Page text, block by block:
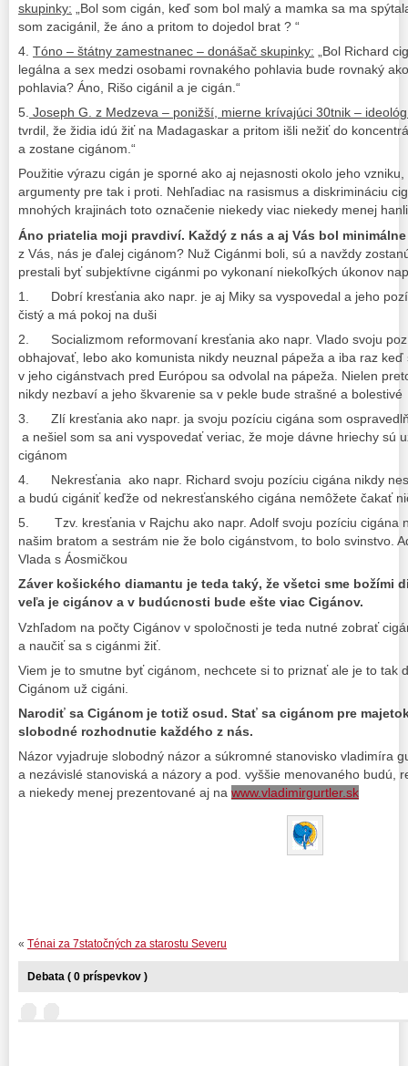
skupinky: „Bol som cigán, keď som bol malý a mamka sa ma
som zacigánil, že áno a pritom to dojedol brat ? “
4. Tóno – štátny zamestnanec – donášač skupinky: „Bol Richard
legálna a sex medzi osobami rovnakého pohlavia bude rovnaký
pohlavia? Áno, Rišo cigánil a je cigán.“
5. Joseph G. z Medzeva – ponižší, mierne krívajúci 30tnik –
tvrdil, že židia idú žiť na Madagaskar a pritom išli nežiť do
a zostane cigánom.“
Použitie výrazu cigán je sporné ako aj nejasnosti okolo jeho
argumenty pre tak i proti. Nehľadiac na rasismus a diskrimináciu
mnohých krajinách toto označenie niekedy viac niekedy menej
Áno priatelia moji pravdiví. Každý z nás a aj Vás bol
z Vás, nás je ďalej cigánom? Nuž Cigánmi boli, sú a navždy
prestali byť subjektívne cigánmi po vykonaní niekoľkých úkonov
1. Dobrí kresťania ako napr. je aj Miky sa vyspovedal a jeho
čistý a má pokoj na duši
2. Socializmom reformovaní kresťania ako napr. Vlado svoju
obhajovať, lebo ako komunista nikdy neuznal pápeža a iba raz
v jeho cigánstvach pred Európou sa odvolal na pápeža. Nielen
nikdy nezbaví a jeho škvarenie sa v pekle bude strašné a bolestivé
3. Zlí kresťania ako napr. ja svoju pozíciu cigána som
a nešiel som sa ani vyspovedať veriac, že moje dávne hriechy sú
cigánom
4. Nekresťania ako napr. Richard svoju pozíciu cigána nikdy
a budú cigániť keďže od nekresťanského cigána nemôžete čakať
5. Tzv. kresťania v Rajchu ako napr. Adolf svoju pozíciu cigána
našim bratom a sestrám nie že bolo cigánstvom, to bolo svinstvo.
Vlada s Áosmičkou
Záver košického diamantu je teda taký, že všetci sme božími
veľa je cigánov a v budúcnosti bude ešte viac Cigánov.
Vzhľadom na počty Cigánov v spoločnosti je teda nutné zobrať
a naučiť sa s cigánmi žiť.
Viem je to smutne byť cigánom, nechcete si to priznať ale je to tak
Cigánom už cigáni.
Narodiť sa Cigánom je totiž osud. Stať sa cigánom pre
slobodné rozhodnutie každého z nás.
Názor vyjadruje slobodný názor a súkromné stanovisko vladimíra
a nezávislé stanoviská a názory a pod. vyššie menovaného budú,
a niekedy menej prezentované aj na www.vladimirgurtler.sk
« Ténai za 7statočných za starostu Severu
Debata ( 0 príspevkov )